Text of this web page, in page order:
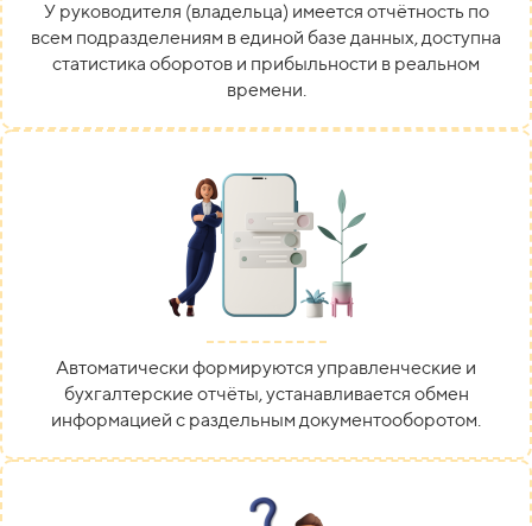
У руководителя (владельца) имеется отчётность по
всем подразделениям в единой базе данных, доступна
статистика оборотов и прибыльности в реальном
времени.
Автоматически формируются управленческие и
бухгалтерские отчёты, устанавливается обмен
информацией с раздельным документооборотом.